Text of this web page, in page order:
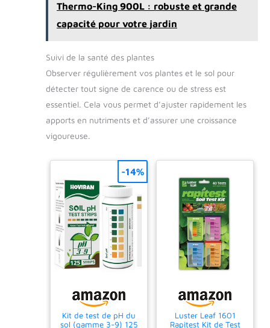
miscanthus pèse lui15kg!
Thermo-King 900L : robuste et grande
capacité pour votre jardin
Suivi de la santé des plantes
Observer régulièrement vos plantes et le sol pour
détecter tout signe de carence ou de stress est
essentiel. Cela vous permet d’ajuster rapidement les
apports en nutriments et d’assurer une croissance
vigoureuse.
Kit de test de pH du
sol (gamme 3-9) 125
-14%
Luster Leaf 1601
Rapitest Kit de Test